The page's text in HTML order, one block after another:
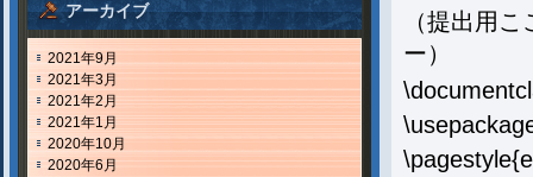
アーカイブ
2021年9月
2021年3月
2021年2月
2021年1月
2020年10月
2020年6月
（提出用
ー）